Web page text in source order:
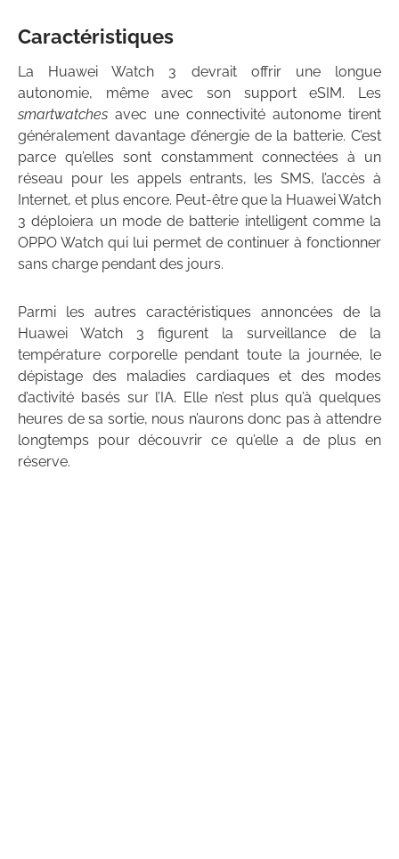
Caractéristiques
La Huawei Watch 3 devrait offrir une longue
autonomie, même avec son support eSIM. Les
smartwatches avec une connectivité autonome tirent
généralement davantage d’énergie de la batterie. C’est
parce qu’elles sont constamment connectées à un
réseau pour les appels entrants, les SMS, l’accès à
Internet, et plus encore. Peut-être que la Huawei Watch
3 déploiera un mode de batterie intelligent comme la
OPPO Watch qui lui permet de continuer à fonctionner
sans charge pendant des jours.
Parmi les autres caractéristiques annoncées de la
Huawei Watch 3 figurent la surveillance de la
température corporelle pendant toute la journée, le
dépistage des maladies cardiaques et des modes
d’activité basés sur l’IA. Elle n’est plus qu’à quelques
heures de sa sortie, nous n’aurons donc pas à attendre
longtemps pour découvrir ce qu’elle a de plus en
réserve.